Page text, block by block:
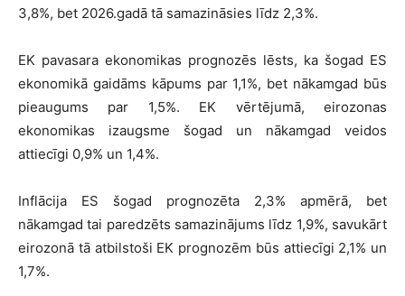
3,8%, bet 2026.gadā tā samazināsies līdz 2,3%.
EK pavasara ekonomikas prognozēs lēsts, ka šogad ES
ekonomikā gaidāms kāpums par 1,1%, bet nākamgad būs
pieaugums par 1,5%. EK vērtējumā, eirozonas
ekonomikas izaugsme šogad un nākamgad veidos
attiecīgi 0,9% un 1,4%.
Inflācija ES šogad prognozēta 2,3% apmērā, bet
nākamgad tai paredzēts samazinājums līdz 1,9%, savukārt
eirozonā tā atbilstoši EK prognozēm būs attiecīgi 2,1% un
1,7%.